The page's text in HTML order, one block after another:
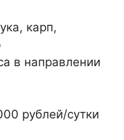
карп,
в направлении
рублей/сутки